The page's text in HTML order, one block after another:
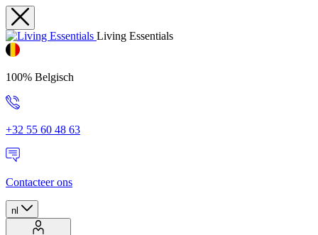
Living Essentials
100% Belgisch
+32 55 60 48 63
Contacteer ons
nl